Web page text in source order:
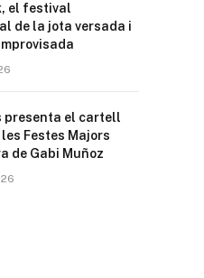
el festival
de la jota versada i
presenta el cartell
Festes Majors
de Gabi Muñoz